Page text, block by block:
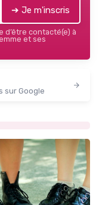
➔ Je m'inscris
d’être contacté(e) à
et ses
sur Google